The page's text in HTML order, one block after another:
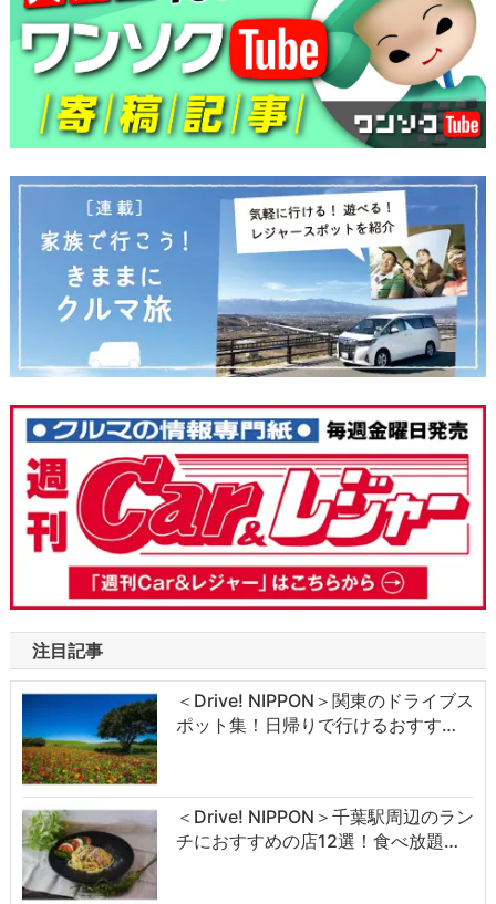
注目記事
＜Drive! NIPPON＞関東のドライブス
ポット集！日帰りで行けるおすす…
＜Drive! NIPPON＞千葉駅周辺のラン
チにおすすめの店12選！食べ放題…